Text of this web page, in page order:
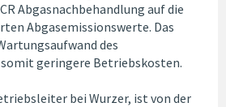
Abgasnachbehandlung auf die
Abgasemissionswerte. Das
des
geringere Betriebskosten.
bei Wurzer, ist von der